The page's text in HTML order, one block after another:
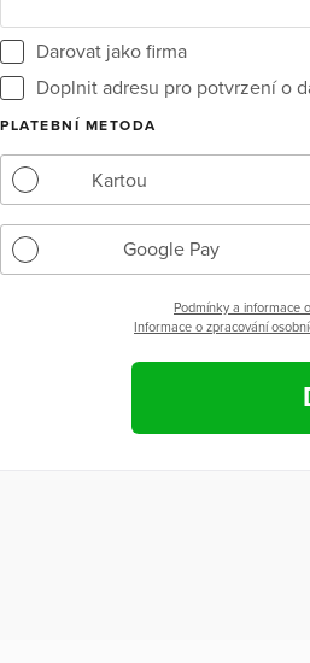
Darovat jako firma
Doplnit adresu pro potvrzení o
PLATEBNÍ METODA
Kartou
Google Pay
Podmínky a informace
Informace o zpracování